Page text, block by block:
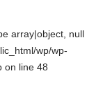
array|object, null
wp/wp-
on line 48